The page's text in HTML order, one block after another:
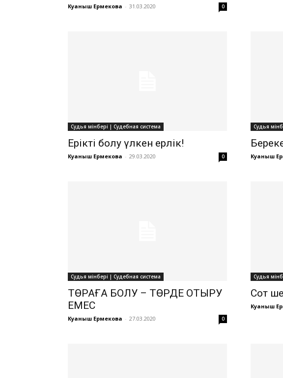
Куаныш Ермекова - 31.03.2020 0
Судья мінбері | Судебная система
Ерікті болу үлкен ерлік!
Куаныш Ермекова - 29.03.2020 0
Судья
Куаныш
Судья мінбері | Судебная система
ТӨРАҒА БОЛУ – ТӨРДЕ ОТЫРУ
ЕМЕС
Куаныш Ермекова - 27.03.2020 0
Судья
Сот
Куаныш